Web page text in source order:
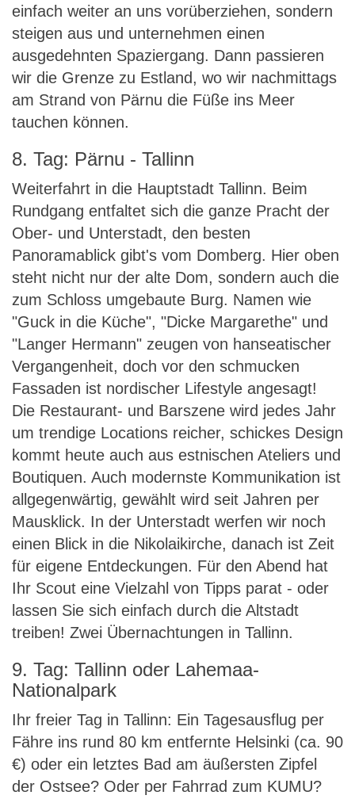
einfach weiter an uns vorüberziehen, sondern
steigen aus und unternehmen einen
ausgedehnten Spaziergang. Dann passieren
wir die Grenze zu Estland, wo wir nachmittags
am Strand von Pärnu die Füße ins Meer
tauchen können.
8. Tag: Pärnu - Tallinn
Weiterfahrt in die Hauptstadt Tallinn. Beim
Rundgang entfaltet sich die ganze Pracht der
Ober- und Unterstadt, den besten
Panoramablick gibt's vom Domberg. Hier oben
steht nicht nur der alte Dom, sondern auch die
zum Schloss umgebaute Burg. Namen wie
"Guck in die Küche", "Dicke Margarethe" und
"Langer Hermann" zeugen von hanseatischer
Vergangenheit, doch vor den schmucken
Fassaden ist nordischer Lifestyle angesagt!
Die Restaurant- und Barszene wird jedes Jahr
um trendige Locations reicher, schickes Design
kommt heute auch aus estnischen Ateliers und
Boutiquen. Auch modernste Kommunikation ist
allgegenwärtig, gewählt wird seit Jahren per
Mausklick. In der Unterstadt werfen wir noch
einen Blick in die Nikolaikirche, danach ist Zeit
für eigene Entdeckungen. Für den Abend hat
Ihr Scout eine Vielzahl von Tipps parat - oder
lassen Sie sich einfach durch die Altstadt
treiben! Zwei Übernachtungen in Tallinn.
9. Tag: Tallinn oder Lahemaa-
Nationalpark
Ihr freier Tag in Tallinn: Ein Tagesausflug per
Fähre ins rund 80 km entfernte Helsinki (ca. 90
€) oder ein letztes Bad am äußersten Zipfel
der Ostsee? Oder per Fahrrad zum KUMU?